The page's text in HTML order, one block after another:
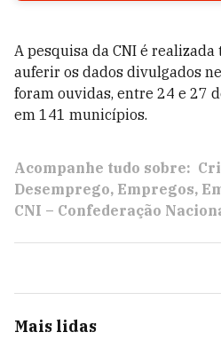
A pesquisa da CNI é
auferir os dados divulgados
foram ouvidas, entre 24 e 27
em 141 municípios.
Acompanhe tudo sobre:
Desemprego Empregos
CNI – Confederação
Mais lidas